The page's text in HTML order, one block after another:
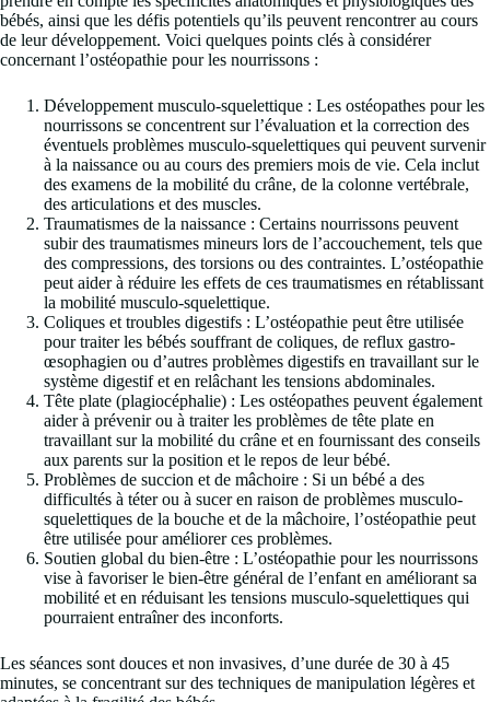
bébés, ainsi que les défis potentiels qu’ils peuvent rencontrer au cours
de leur développement. Voici quelques points clés à considérer
concernant l’ostéopathie pour les nourrissons :
Développement musculo-squelettique : Les ostéopathes pour les
nourrissons se concentrent sur l’évaluation et la correction des
éventuels problèmes musculo-squelettiques qui peuvent survenir
à la naissance ou au cours des premiers mois de vie. Cela inclut
des examens de la mobilité du crâne, de la colonne vertébrale,
des articulations et des muscles.
Traumatismes de la naissance : Certains nourrissons peuvent
subir des traumatismes mineurs lors de l’accouchement, tels que
des compressions, des torsions ou des contraintes. L’ostéopathie
peut aider à réduire les effets de ces traumatismes en rétablissant
la mobilité musculo-squelettique.
Coliques et troubles digestifs : L’ostéopathie peut être utilisée
pour traiter les bébés souffrant de coliques, de reflux gastro-
œsophagien ou d’autres problèmes digestifs en travaillant sur le
système digestif et en relâchant les tensions abdominales.
Tête plate (plagiocéphalie) : Les ostéopathes peuvent également
aider à prévenir ou à traiter les problèmes de tête plate en
travaillant sur la mobilité du crâne et en fournissant des conseils
aux parents sur la position et le repos de leur bébé.
Problèmes de succion et de mâchoire : Si un bébé a des
difficultés à téter ou à sucer en raison de problèmes musculo-
squelettiques de la bouche et de la mâchoire, l’ostéopathie peut
être utilisée pour améliorer ces problèmes.
Soutien global du bien-être : L’ostéopathie pour les nourrissons
vise à favoriser le bien-être général de l’enfant en améliorant sa
mobilité et en réduisant les tensions musculo-squelettiques qui
pourraient entraîner des inconforts.
Les séances sont douces et non invasives, d’une durée de 30 à 45
minutes, se concentrant sur des techniques de manipulation légères et